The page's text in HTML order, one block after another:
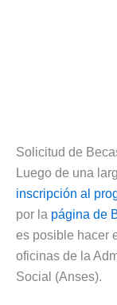
Solicitud de
Luego de una
inscripción al
por la página de
es posible hacer
oficinas de la
Social (Anses).